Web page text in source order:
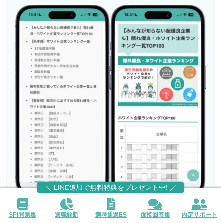
ホワイト度の基準をクリアした
優良企業500社を
SPI問題集 適職診断 選考通過ES 面接回答集 内定サポート
＼ LINE追加で無料特典をプレゼント中! ／